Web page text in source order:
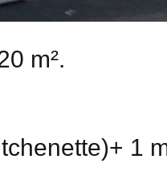
m².
1